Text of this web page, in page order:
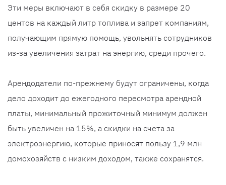
Эти меры включают в себя скидку в размере 20
центов на каждый литр топлива и запрет компаниям,
получающим прямую помощь, увольнять сотрудников
из-за увеличения затрат на энергию, среди прочего.
Арендодатели по-прежнему будут ограничены, когда
дело доходит до ежегодного пересмотра арендной
платы, минимальный прожиточный минимум должен
быть увеличен на 15%, а скидки на счета за
электроэнергию, которые приносят пользу 1,9 млн
домохозяйств с низким доходом, также сохранятся.